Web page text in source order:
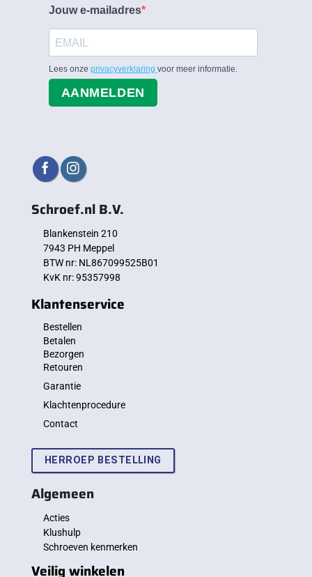
Jouw e-mailadres
Lees onze privacyverklaring voor meer informatie.
AANMELDEN
Schroef.nl B.V.
Blankenstein 210
7943 PH Meppel
BTW nr: NL867099525B01
KvK nr: 95357998
Klantenservice
Bestellen
Betalen
Bezorgen
Retouren
Garantie
Klachtenprocedure
Contact
HERROEP BESTELLING
Algemeen
Acties
Klushulp
Schroeven kenmerken
Veilig winkelen